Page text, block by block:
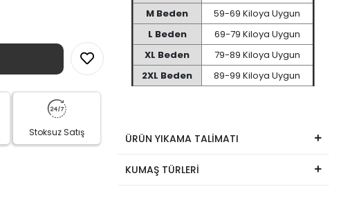
Stoksuz Satış
M Beden
59-69 Kiloya Uygun
L Beden
69-79 Kiloya Uygun
XL Beden
79-89 Kiloya Uygun
2XL Beden
89-99 Kiloya Uygun
ÜRÜN YIKAMA TALİMATI
KUMAŞ TÜRLERİ